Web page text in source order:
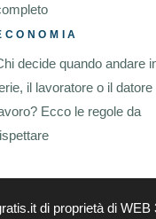
decide quando andare
il lavoratore o il datore
Ecco le regole da
di proprietà di WEB